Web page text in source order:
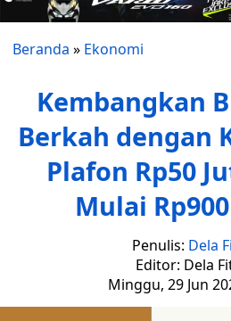
Beranda » Ekonomi
Kembangkan
Berkah dengan
Plafon Rp50
Mulai
Penulis: Dela
Editor: Dela
Minggu, 29 Jun